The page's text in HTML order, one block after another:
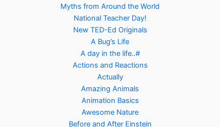
Myths from Around the World
National Teacher Day!
New TED-Ed Originals
A Bug’s Life
A day in the life..#
Actions and Reactions
Actually
Amazing Animals
Animation Basics
Awesome Nature
Before and After Einstein